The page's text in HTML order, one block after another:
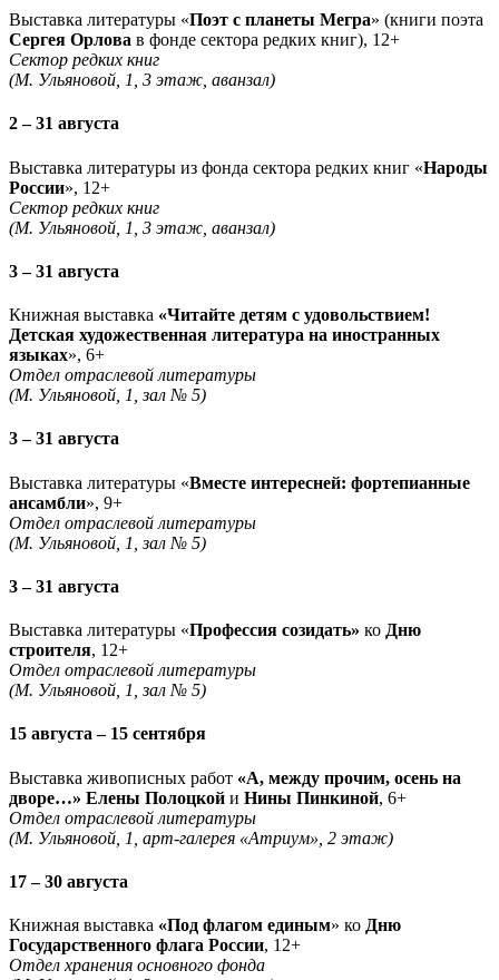
Выставка литературы «Поэт с планеты Мегра» (книги поэта
Сергея Орлова в фонде сектора редких книг), 12+
Сектор редких книг
(М. Ульяновой, 1, 3 этаж, аванзал)
2 – 31 августа
Выставка литературы из фонда сектора редких книг «Народы
России», 12+
Сектор редких книг
(М. Ульяновой, 1, 3 этаж, аванзал)
3 – 31 августа
Книжная выставка «Читайте детям с удовольствием!
Детская художественная литература на иностранных
языках», 6+
Отдел отраслевой литературы
(М. Ульяновой, 1, зал № 5)
3 – 31 августа
Выставка литературы «Вместе интересней: фортепианные
ансамбли», 9+
Отдел отраслевой литературы
(М. Ульяновой, 1, зал № 5)
3 – 31 августа
Выставка литературы «Профессия созидать» ко Дню
строителя, 12+
Отдел отраслевой литературы
(М. Ульяновой, 1, зал № 5)
15 августа – 15 сентября
Выставка живописных работ «А, между прочим, осень на
дворе…» Елены Полоцкой и Нины Пинкиной, 6+
Отдел отраслевой литературы
(М. Ульяновой, 1, арт-галерея «Атриум», 2 этаж)
17 – 30 августа
Книжная выставка «Под флагом единым» ко Дню
Государственного флага России, 12+
Отдел хранения основного фонда